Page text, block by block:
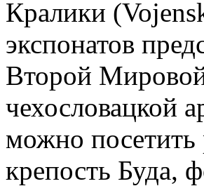
Кралики
экспонатов
Второй
чехословацкой
можно посетить
крепость Буда,